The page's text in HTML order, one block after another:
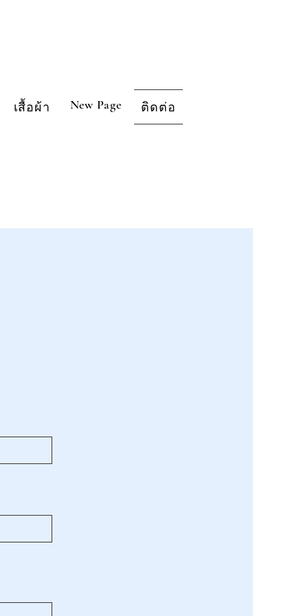
เสื้อผ้า New Page ติดต่อ